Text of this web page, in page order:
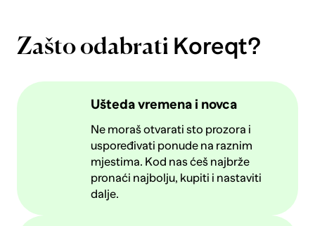
Zašto odabrati Koreqt?
Ušteda vremena i novca
Ne moraš otvarati sto prozora i
uspoređivati ponude na raznim
mjestima. Kod nas ćeš najbrže
pronaći najbolju, kupiti i nastaviti
dalje.